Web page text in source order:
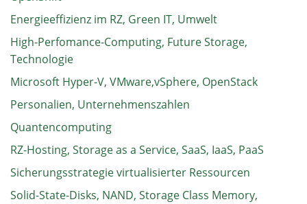
Energieeffizienz im RZ, Green IT, Umwelt
High-Perfomance-Computing, Future Storage,
Technologie
Microsoft Hyper-V, VMware,vSphere, OpenStack
Personalien, Unternehmenszahlen
Quantencomputing
RZ-Hosting, Storage as a Service, SaaS, IaaS, PaaS
Sicherungsstrategie virtualisierter Ressourcen
Solid-State-Disks, NAND, Storage Class Memory,